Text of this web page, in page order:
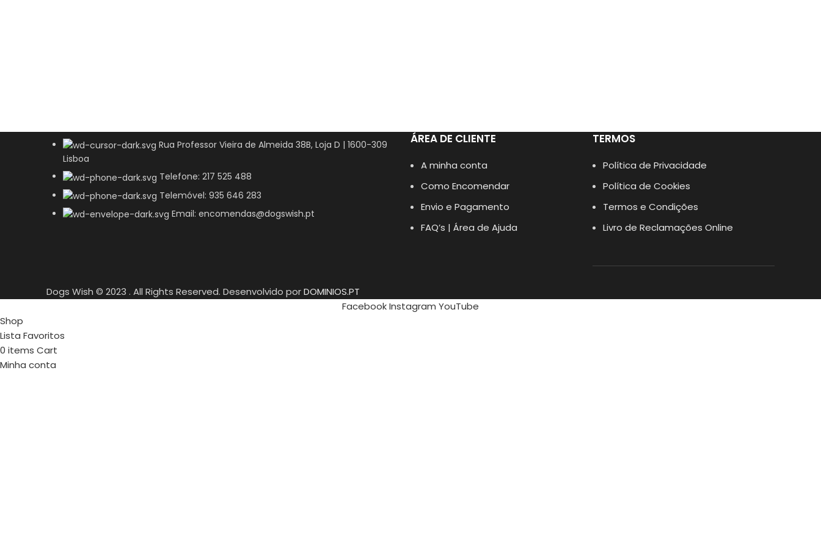
Rua Professor Vieira de Almeida 38B, Loja D | 1600-309
Lisboa
Telefone: 217 525 488
Telemóvel: 935 646 283
Email: encomendas@dogswish.pt
ÁREA DE CLIENTE
A minha conta
Como Encomendar
Envio e Pagamento
FAQ’s | Área de Ajuda
TERMOS
Política de Privacidade
Política de Cookies
Termos e Condições
Livro de Reclamações Online
Dogs Wish © 2023 . All Rights Reserved. Desenvolvido porDOMINIOS.PT
FacebookInstagram YouTube
Shop
Lista Favoritos
0 items Cart
Minha conta